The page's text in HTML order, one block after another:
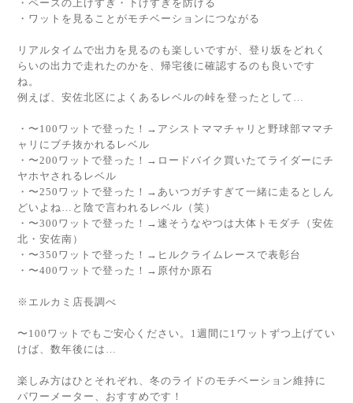
・ペースの上げすぎ・下げすぎを防げる
・ワットを見ることがモチベーションにつながる
リアルタイムで出力を見るのも楽しいですが、登り坂をどれく
らいの出力で走れたのかを、帰宅後に確認するのも良いです
ね。
例えば、安佐北区によくあるレベルの峠を登ったとして…
・〜100ワットで登った！→アシストママチャリと野球部ママチ
ャリにブチ抜かれるレベル
・〜200ワットで登った！→ロードバイク買いたてライダーにチ
ヤホヤされるレベル
・〜250ワットで登った！→あいつガチすぎて一緒に走るとしん
どいよね…と陰で言われるレベル（笑）
・〜300ワットで登った！→速そうなやつは大体トモダチ（安佐
北・安佐南）
・〜350ワットで登った！→ヒルクライムレースで表彰台
・〜400ワットで登った！→原付か原石
※エルカミ店長調べ
〜100ワットでもご安心ください。1週間に1ワットずつ上げてい
けば、数年後には…
楽しみ方はひとそれぞれ、冬のライドのモチベーション維持に
パワーメーター、おすすめです！